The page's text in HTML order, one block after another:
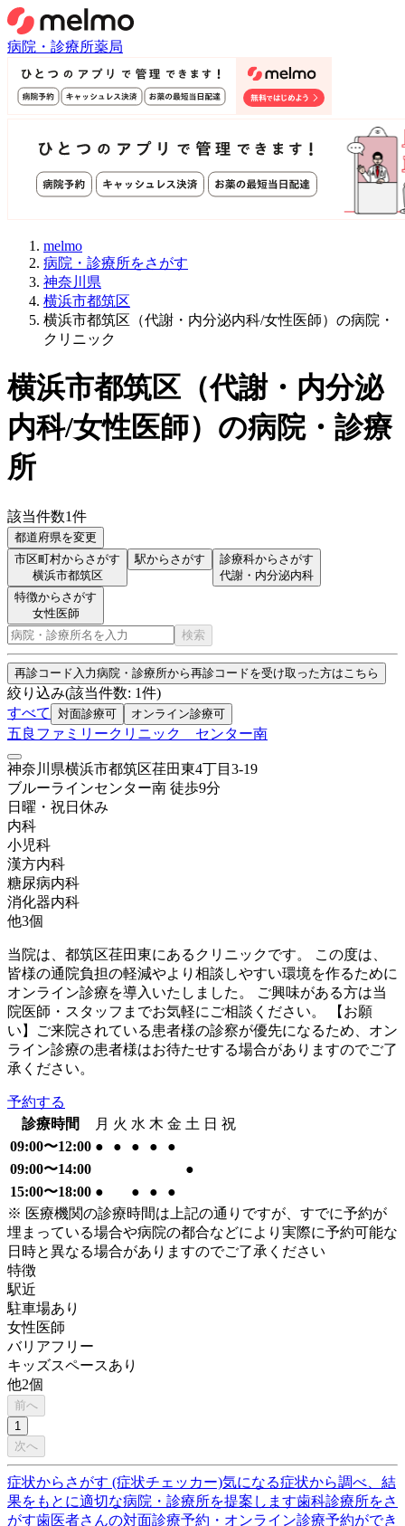
病院・診療所薬局
melmo
病院・診療所をさがす
神奈川県
横浜市都筑区
横浜市都筑区（代謝・内分泌内科/女性医師）の病院・
クリニック
横浜市都筑区 （代謝・内分泌
内科/女性医師） の病院・診療
所
該当件数1件
都道府県を変更
市区町村からさがす
横浜市都筑区
駅からさがす
診療科からさがす
代謝・内分泌内科
特徴からさがす
女性医師
検索
再診コード入力病院・診療所から再診コードを受け取った方はこちら
絞り込み(該当件数: 1件)
すべて
対面診療可 オンライン診療可
五良ファミリークリニック センター南
神奈川県横浜市都筑区荏田東4丁目3-19
ブルーラインセンター南 徒歩9分
日曜・祝日 休み
内科
小児科
漢方内科
糖尿病内科
消化器内科
他3個
当院は、都筑区荏田東にあるクリニックです。 この度は、
皆様の通院負担の軽減やより相談しやすい環境を作るために
オンライン診療を導入いたしました。 ご興味がある方は当
院医師・スタッフまでお気軽にご相談ください。 【お願
い】ご来院されている患者様の診察が優先になるため、オン
ライン診療の患者様はお待たせする場合がありますのでご了
承ください。
予約する
診療時間
月 火 水 木 金 土 日 祝
09:00〜12:00 ● ● ● ●
●
09:00〜14:00
●
15:00〜18:00 ● ● ●
●
※ 医療機関の診療時間は上記の通りですが、すでに予約が
埋まっている場合や病院の都合などにより実際に予約可能な
日時と異なる場合がありますのでご了承ください
特徴
駅近
駐車場あり
女性医師
バリアフリー
キッズスペースあり
他2個
前へ
1
次へ
症状からさがす (症状チェッカー)気になる症状から調べ、結
果をもとに適切な病院・診療所を提案します歯科診療所をさ
がす歯医者さんの対面診療予約・オンライン診療予約ができ